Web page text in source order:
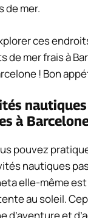
de mer.
ces
de mer frais à
! Bon
à
pouvez
nautiques
elle-même
au soleil.